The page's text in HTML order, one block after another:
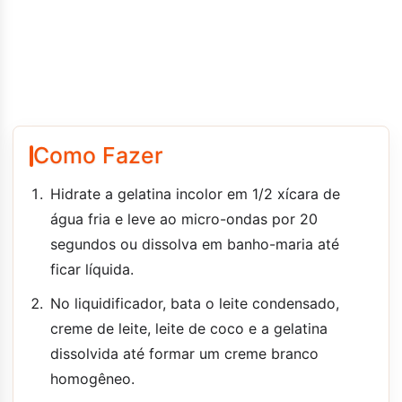
Como Fazer
Hidrate a gelatina incolor em 1/2 xícara de
água fria e leve ao micro-ondas por 20
segundos ou dissolva em banho-maria até
ficar líquida.
No liquidificador, bata o leite condensado,
creme de leite, leite de coco e a gelatina
dissolvida até formar um creme branco
homogêneo.